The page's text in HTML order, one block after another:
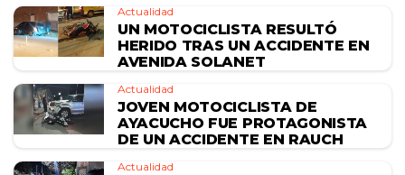
Actualidad
UN MOTOCICLISTA RESULTÓ
HERIDO TRAS UN ACCIDENTE EN
AVENIDA SOLANET
Actualidad
JOVEN MOTOCICLISTA DE
AYACUCHO FUE PROTAGONISTA
DE UN ACCIDENTE EN RAUCH
Actualidad